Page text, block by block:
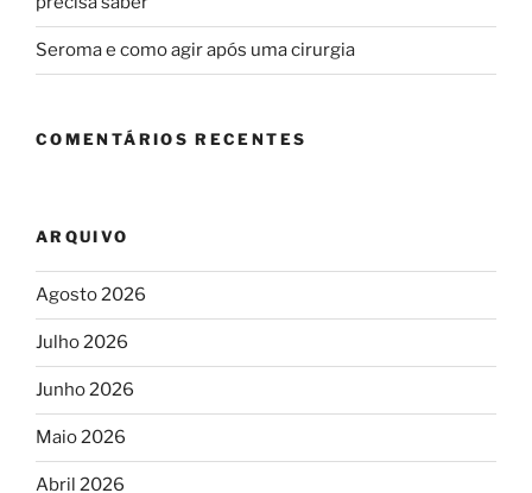
Seroma e como agir após uma cirurgia
COMENTÁRIOS RECENTES
ARQUIVO
Agosto 2026
Julho 2026
Junho 2026
Maio 2026
Abril 2026